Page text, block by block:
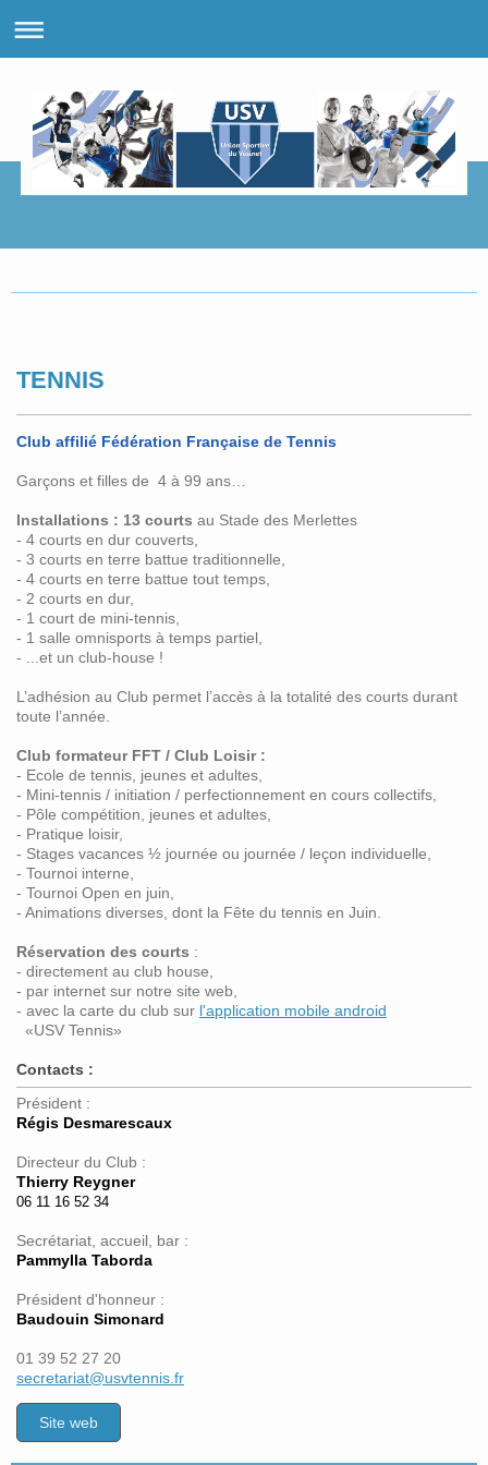
TENNIS
Club affilié Fédération Française de Tennis
Garçons et filles de 4 à 99 ans…
Installations : 13 courts au Stade des Merlettes
- 4 courts en dur couverts,
- 3 courts en terre battue traditionnelle,
- 4 courts en terre battue tout temps,
- 2 courts en dur,
- 1 court de mini-tennis,
- 1 salle omnisports à temps partiel,
- ...et un club-house !
L’adhésion au Club permet l’accès à la totalité des courts durant
toute l’année.
Club formateur FFT / Club Loisir :
- Ecole de tennis, jeunes et adultes,
- Mini-tennis / initiation / perfectionnement en cours collectifs,
- Pôle compétition, jeunes et adultes,
- Pratique loisir,
- Stages vacances ½ journée ou journée / leçon individuelle,
- Tournoi interne,
- Tournoi Open en juin,
- Animations diverses, dont la Fête du tennis en Juin.
Réservation des courts :
- directement au club house,
- par internet sur notre site web,
- avec la carte du club sur l'application mobile android
«USV Tennis»
Contacts :
Président :
Régis Desmarescaux
Directeur du Club :
Thierry Reygner
06 11 16 52 34
Secrétariat, accueil, bar :
Pammylla Taborda
Président d'honneur :
Baudouin Simonard
01 39 52 27 20
secretariat@usvtennis.fr
Site web